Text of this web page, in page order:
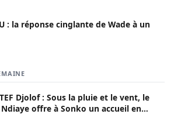
: la réponse cinglante de Wade à un
Djolof : Sous la pluie et le vent, le
offre à Sonko un accueil en